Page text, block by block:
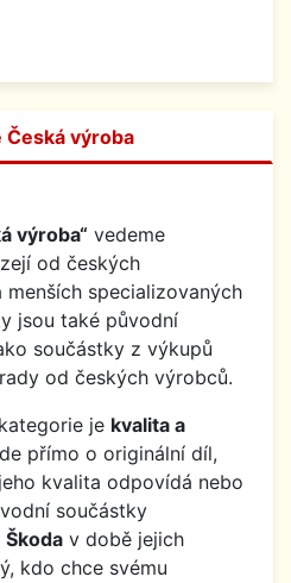
Česká výroba
výroba“ vedeme
od českých
specializovaných
jsou také původní
součástky z výkupů
od českých výrobců.
je kvalita a
přímo o originální díl,
kvalita odpovídá nebo
součástky
Škoda v době jejich
kdo chce svému